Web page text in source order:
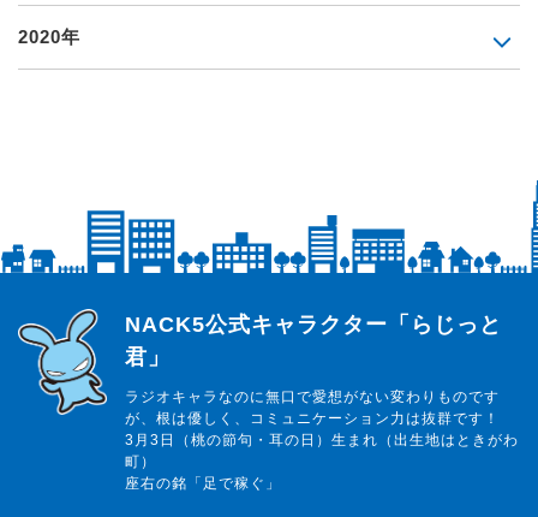
2020年
らじっと君
NACK5公式キャラクター「らじっと
君」
ラジオキャラなのに無口で愛想がない変わりものです
が、根は優しく、コミュニケーション力は抜群です！
3月3日（桃の節句・耳の日）生まれ（出生地はときがわ
町）
座右の銘「足で稼ぐ」